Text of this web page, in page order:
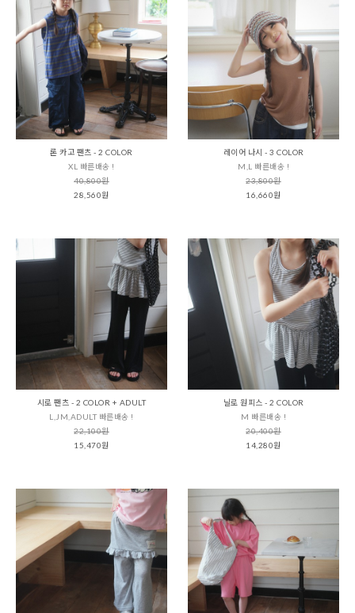
론 카고 팬츠 - 2 COLOR
XL 빠른배송 !
40,800원
28,560원
레이어 나시 - 3 COLOR
M,L 빠른배송 !
23,800원
16,660원
시로 팬츠 - 2 COLOR + ADULT
L,JM,ADULT 빠른배송 !
22,100원
15,470원
닐로 원피스 - 2 COLOR
M 빠른배송 !
20,400원
14,280원